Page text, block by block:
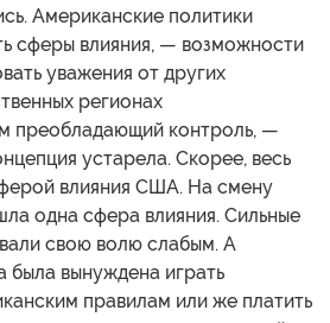
Американские политики
сферы влияния, — возможности
уважения от других
регионах
преобладающий контроль, —
устарела. Скорее, весь
влияния США. На смену
одна сфера влияния. Сильные
свою волю слабым. А
была вынуждена играть
правилам или же платить